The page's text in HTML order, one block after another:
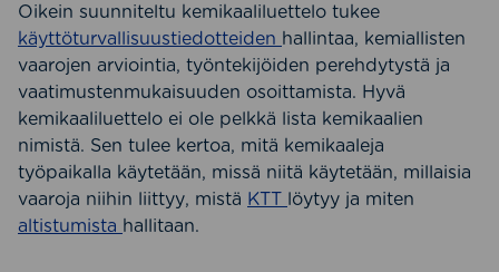
Oikein suunniteltu kemikaaliluettelo tukee
käyttöturvallisuustiedotteiden hallintaa, kemiallisten
vaarojen arviointia, työntekijöiden perehdytystä ja
vaatimustenmukaisuuden osoittamista. Hyvä
kemikaaliluettelo ei ole pelkkä lista kemikaalien
nimistä. Sen tulee kertoa, mitä kemikaaleja
työpaikalla käytetään, missä niitä käytetään, millaisia
vaaroja niihin liittyy, mistä KTT löytyy ja miten
altistumista hallitaan.